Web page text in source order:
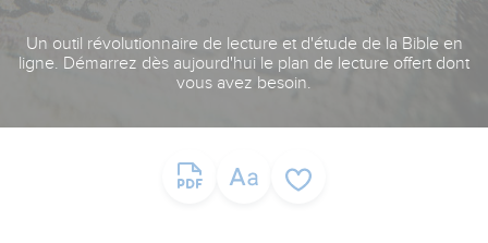
Un outil révolutionnaire de lecture et d'étude de la Bible en
ligne. Démarrez dès aujourd'hui le plan de lecture offert dont
vous avez besoin.